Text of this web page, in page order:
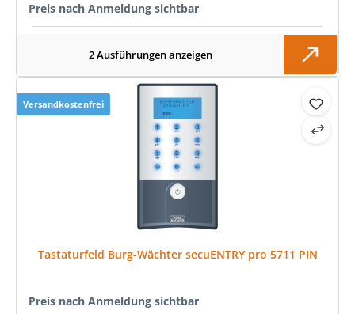
Preis nach Anmeldung sichtbar
2 Ausführungen anzeigen
Versandkostenfrei
Tastaturfeld Burg-Wächter secuENTRY pro 5711 PIN
Preis nach Anmeldung sichtbar